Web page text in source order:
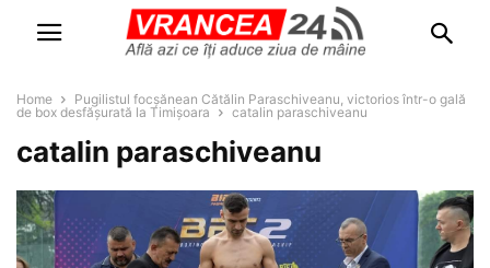
Home
Pugilistul focșănean Cătălin Paraschiveanu, victorios într-o gală
de box desfășurată la Timișoara
catalin paraschiveanu
catalin paraschiveanu